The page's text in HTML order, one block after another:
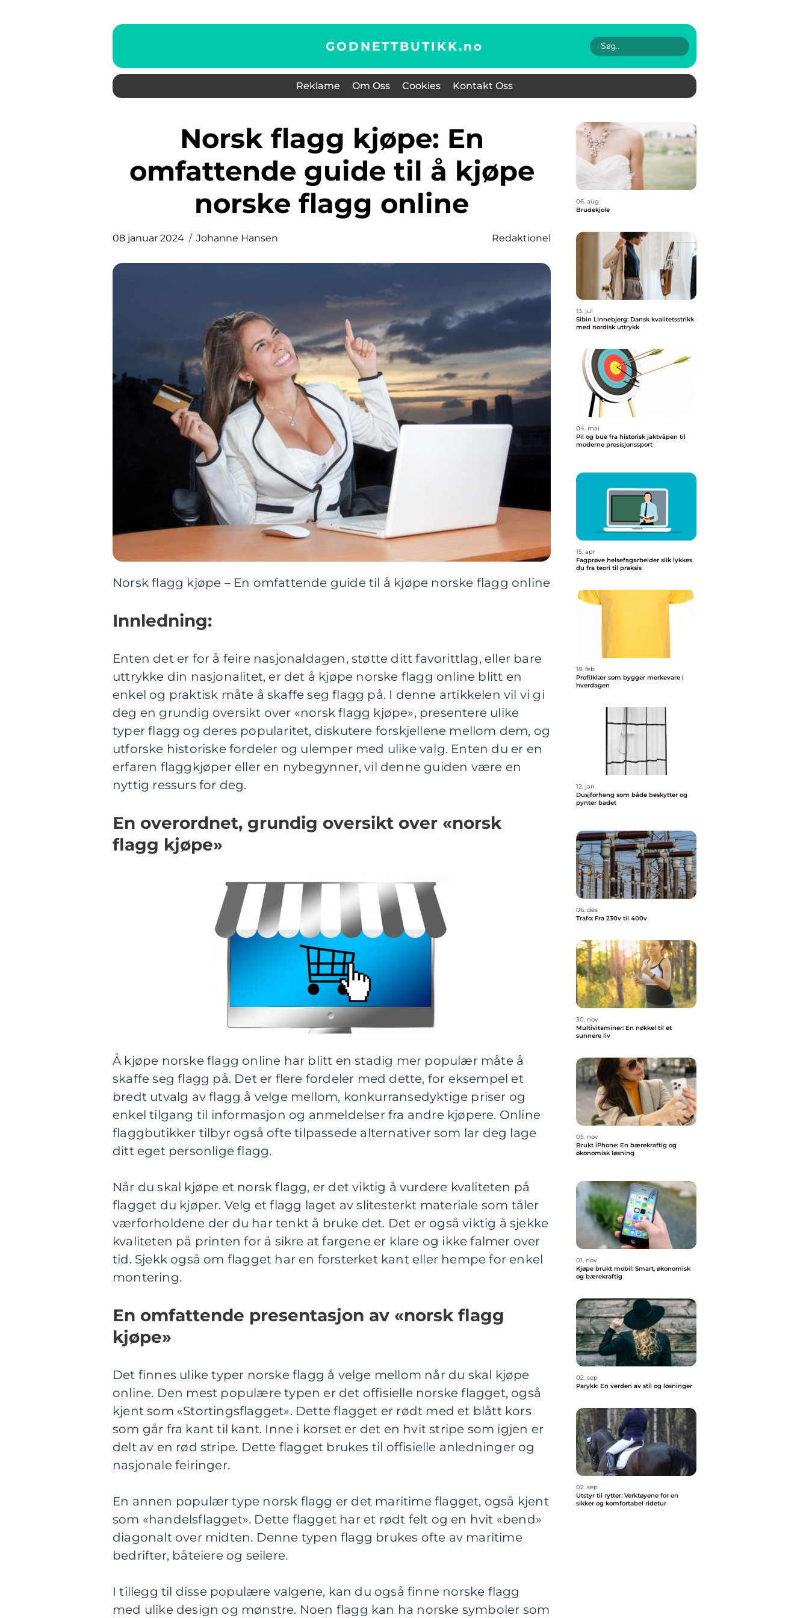
GODNETTBUTIKK.no
Reklame Om Oss Cookies Kontakt Oss
Norsk flagg kjøpe: En
omfattende guide til å kjøpe
norske flagg online
08 januar 2024 Johanne Hansen Redaktionel
Norsk flagg kjøpe – En omfattende guide til å kjøpe norske flagg online
Innledning:
Enten det er for å feire nasjonaldagen, støtte ditt favorittlag, eller bare
uttrykke din nasjonalitet, er det å kjøpe norske flagg online blitt en
enkel og praktisk måte å skaffe seg flagg på. I denne artikkelen vil vi gi
deg en grundig oversikt over «norsk flagg kjøpe», presentere ulike
typer flagg og deres popularitet, diskutere forskjellene mellom dem, og
utforske historiske fordeler og ulemper med ulike valg. Enten du er en
erfaren flaggkjøper eller en nybegynner, vil denne guiden være en
nyttig ressurs for deg.
En overordnet, grundig oversikt over «norsk
flagg kjøpe»
Å kjøpe norske flagg online har blitt en stadig mer populær måte å
skaffe seg flagg på. Det er flere fordeler med dette, for eksempel et
bredt utvalg av flagg å velge mellom, konkurransedyktige priser og
enkel tilgang til informasjon og anmeldelser fra andre kjøpere. Online
flaggbutikker tilbyr også ofte tilpassede alternativer som lar deg lage
ditt eget personlige flagg.
Når du skal kjøpe et norsk flagg, er det viktig å vurdere kvaliteten på
flagget du kjøper. Velg et flagg laget av slitesterkt materiale som tåler
værforholdene der du har tenkt å bruke det. Det er også viktig å sjekke
kvaliteten på printen for å sikre at fargene er klare og ikke falmer over
tid. Sjekk også om flagget har en forsterket kant eller hempe for enkel
montering.
En omfattende presentasjon av «norsk flagg
kjøpe»
Det finnes ulike typer norske flagg å velge mellom når du skal kjøpe
online. Den mest populære typen er det offisielle norske flagget, også
kjent som «Stortingsflagget». Dette flagget er rødt med et blått kors
som går fra kant til kant. Inne i korset er det en hvit stripe som igjen er
delt av en rød stripe. Dette flagget brukes til offisielle anledninger og
nasjonale feiringer.
En annen populær type norsk flagg er det maritime flagget, også kjent
som «handelsflagget». Dette flagget har et rødt felt og en hvit «bend»
diagonalt over midten. Denne typen flagg brukes ofte av maritime
bedrifter, båteiere og seilere.
I tillegg til disse populære valgene, kan du også finne norske flagg
med ulike design og mønstre. Noen flagg kan ha norske symboler som
06. aug
Brudekjole
13. jul
Sibin Linnebjerg: Dansk kvalitetsstrikk
med nordisk uttrykk
04. mai
Pil og bue fra historisk jaktvåpen til
moderne presisjonssport
15. apr
Fagprøve helsefagarbeider slik lykkes
du fra teori til praksis
18. feb
Profilklær som bygger merkevare i
hverdagen
12. jan
Dusjforheng som både beskytter og
pynter badet
06. des
Trafo: Fra 230v til 400v
30. nov
Multivitaminer: En nøkkel til et
sunnere liv
05. nov
Brukt iPhone: En bærekraftig og
økonomisk løsning
01. nov
Kjøpe brukt mobil: Smart, økonomisk
og bærekraftig
02. sep
Parykk: En verden av stil og løsninger
02. sep
Utstyr til rytter: Verktøyene for en
sikker og komfortabel ridetur